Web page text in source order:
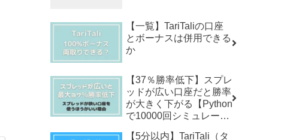
【一覧】TariTaliの口座
とボーナスは併用できる
か
【37％勝率低下】スプレ
ッドが広い口座だと勝率
が大きく下がる【Python
で10000回シミュレーシ
【5分以内】TariTali（タ